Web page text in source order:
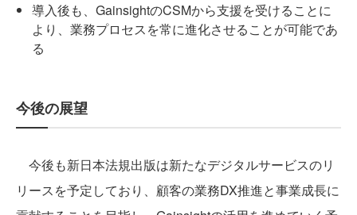
導入後も、GainsightのCSMから支援を受けることに
より、業務プロセスを常に進化させることが可能であ
る
今後の展望
今後も新日本法規出版は新たなデジタルサービスのリ
リースを予定しており、顧客の業務DX推進と事業成長に